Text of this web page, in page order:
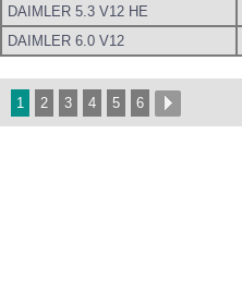
DAIMLER 5.3 V12 HE
DAIMLER 6.0 V12
1 2 3 4 5 6